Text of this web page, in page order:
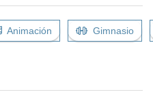
Animación Gimnasio